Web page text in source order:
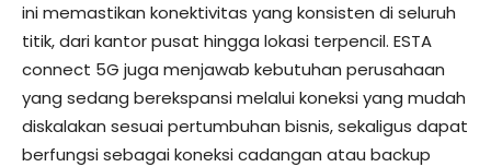
ini memastikan konektivitas yang konsisten di seluruh
titik, dari kantor pusat hingga lokasi terpencil. ESTA
connect 5G juga menjawab kebutuhan perusahaan
yang sedang berekspansi melalui koneksi yang mudah
diskalakan sesuai pertumbuhan bisnis, sekaligus dapat
berfungsi sebagai koneksi cadangan atau backup